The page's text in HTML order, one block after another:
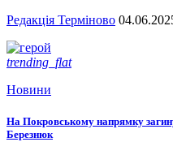
Редакція Терміново
trending_flat
Новини
На Покровському напрямку
Березнюк